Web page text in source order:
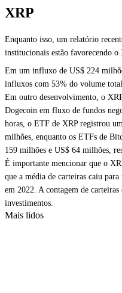
XRP
Enquanto isso, um relatório
institucionais estão favorecendo o
Em um influxo de US$ 224
influxos com 53% do volume
Em outro desenvolvimento, o
Dogecoin em fluxo de fundos
horas, o ETF de XRP registrou
milhões, enquanto os ETFs de
159 milhões e US$ 64 milhões,
É importante mencionar que o
que a média de carteiras caiu
em 2022. A contagem de
investimentos.
Mais lidos